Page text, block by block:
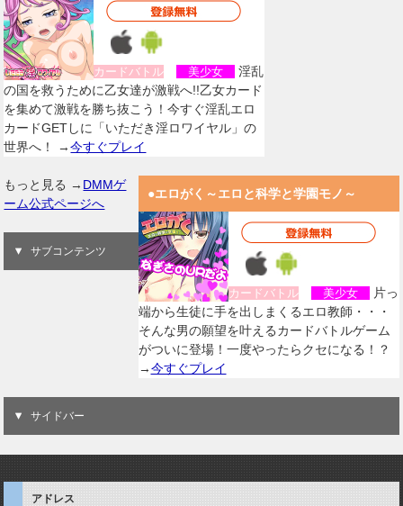
カードバトル 美少女
淫乱
の国を救うために乙女達が激戦へ!!乙女カード
を集めて激戦を勝ち抜こう！今すぐ淫乱エロ
カードGETしに「いただき淫ロワイヤル」の
世界へ！ →今すぐプレイ
●エロがく～エロと科学と学園モノ～
カードバトル 美少女
片っ
端から生徒に手を出しまくるエロ教師・・・
そんな男の願望を叶えるカードバトルゲーム
がついに登場！一度やったらクセになる！？
→今すぐプレイ
もっと見る → DMMゲ
ーム公式ページへ
サブコンテンツ
サイドバー
アドレス